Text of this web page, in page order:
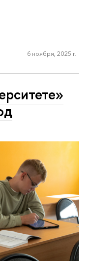
6 ноября, 2025 г.